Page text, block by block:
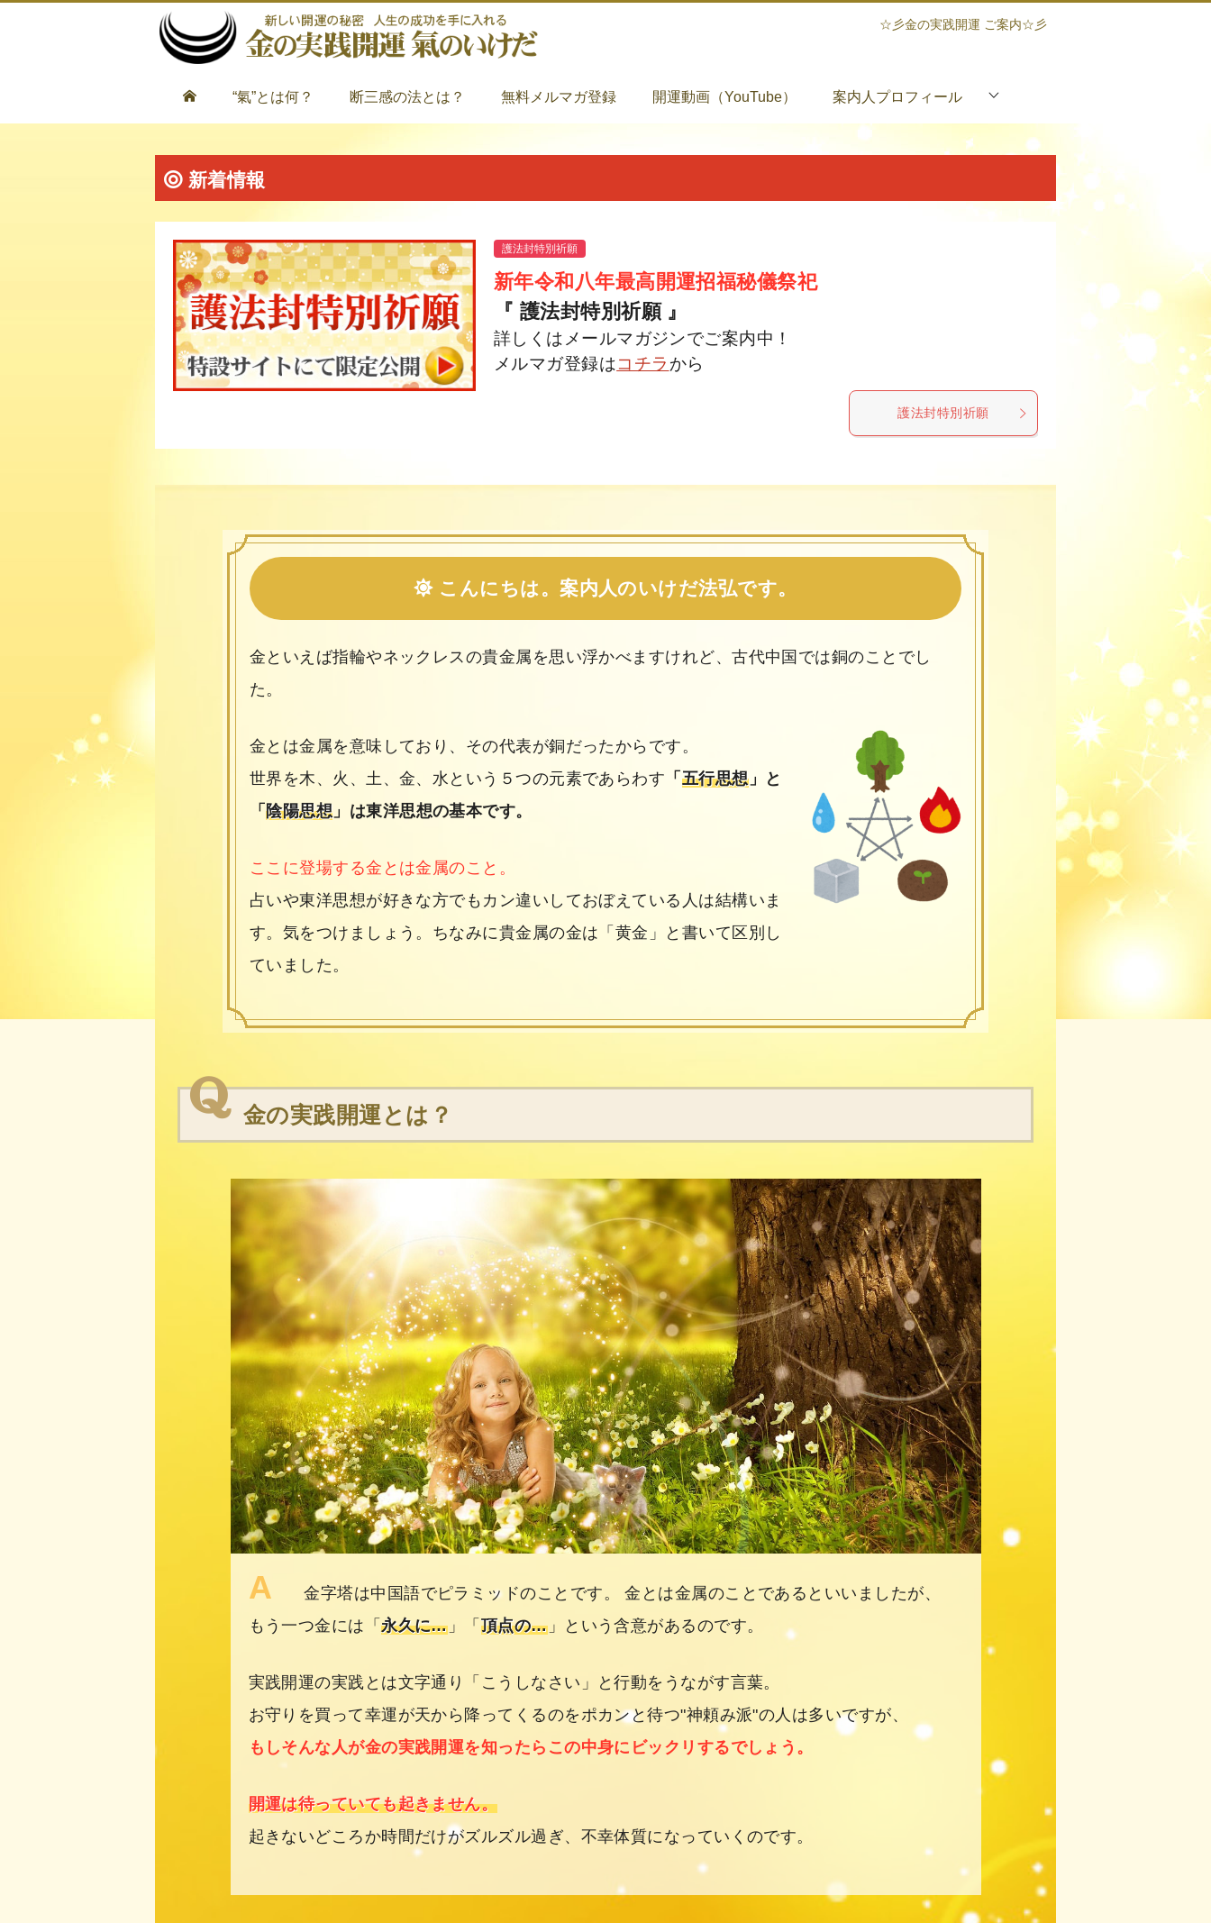
☆彡金の実践開運 ご案内☆彡
“氣”とは何？ 断三感の法とは？ 無料メルマガ登録 開運動画（YouTube） 案内人プロフィール
新着情報
護法封特別祈願
新年令和八年最高開運招福秘儀祭祀
『 護法封特別祈願 』
詳しくはメールマガジンでご案内中！
メルマガ登録はコチラ から
護法封特別祈願
こんにちは。案内人のいけだ法弘です。
金といえば指輪やネックレスの貴金属を思い浮かべますけれど、古代中国では銅のことでし
た。
金とは金属を意味しており、その代表が銅だったからです。
世界を木、火、土、金、水という５つの元素であらわす 「 五行思想」と
「陰陽思想 」は東洋思想の基本です。
ここに登場する金とは金属のこと。
占いや東洋思想が好きな方でもカン違いしておぼえている人は結構いま
す。気をつけましょう。ちなみに貴金属の金は「黄金」と書いて区別し
ていました。
金の実践開運とは？
A金字塔は中国語でピラミッドのことです。 金とは金属のことであるといいましたが、
もう一つ金には「永久に…」「 頂点の…」という含意があるのです。
実践開運の実践とは文字通り「こうしなさい」と行動をうながす言葉。
お守りを買って幸運が天から降ってくるのをポカンと待つ"神頼み派"の人は多いですが、
もしそんな人が金の実践開運を知ったらこの中身にビックリするでしょう。
開運は待っていても起きません。
起きないどころか時間だけがズルズル過ぎ、不幸体質になっていくのです。